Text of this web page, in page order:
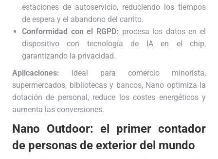
estaciones de autoservicio, reduciendo los tiempos
de espera y el abandono del carrito.
Conformidad con el RGPD: procesa los datos en el
dispositivo con tecnología de IA en el chip,
garantizando la privacidad.
Aplicaciones: ideal para comercio minorista,
supermercados, bibliotecas y bancos, Nano optimiza la
dotación de personal, reduce los costes energéticos y
aumenta las conversiones.
Nano Outdoor: el primer contador
de personas de exterior del mundo